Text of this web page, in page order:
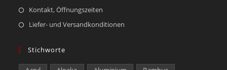
Kontakt, Öffnungszeiten
Liefer- und Versandkonditionen
Stichworte